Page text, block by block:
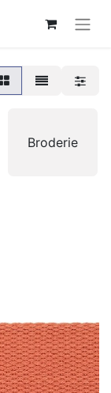
Broderie